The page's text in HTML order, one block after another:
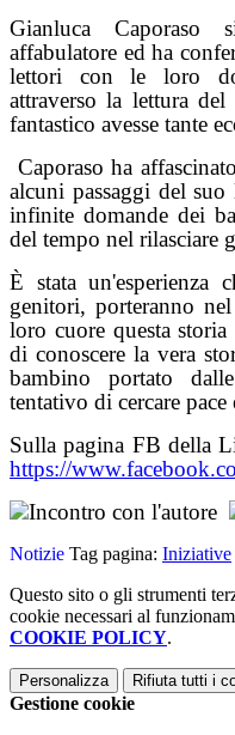
Gianluca
affabulatore ed ha
lettori con le loro
attraverso la lettura
fantastico avesse tante
Caporaso ha
alcuni passaggi del
infinite domande dei
del tempo nel rilasciare
È stata
genitori, porteranno
loro cuore questa storia
di conoscere la vera
bambino portato
tentativo di cercare pace
Sulla pagina FB della
https://
Notizie Tag pagina: Iniziative
Questo sito o gli strumenti
cookie necessari al
COOKIE POLICY.
Personalizza Rifiuta tutti i
Gestione cookie